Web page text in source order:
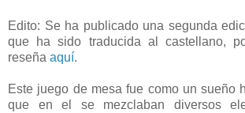
Edito: Se ha publicado una segunda
que ha sido traducida al castellano,
reseña aquí.
Este juego de mesa fue como un sueño
que en el se mezclaban diversos